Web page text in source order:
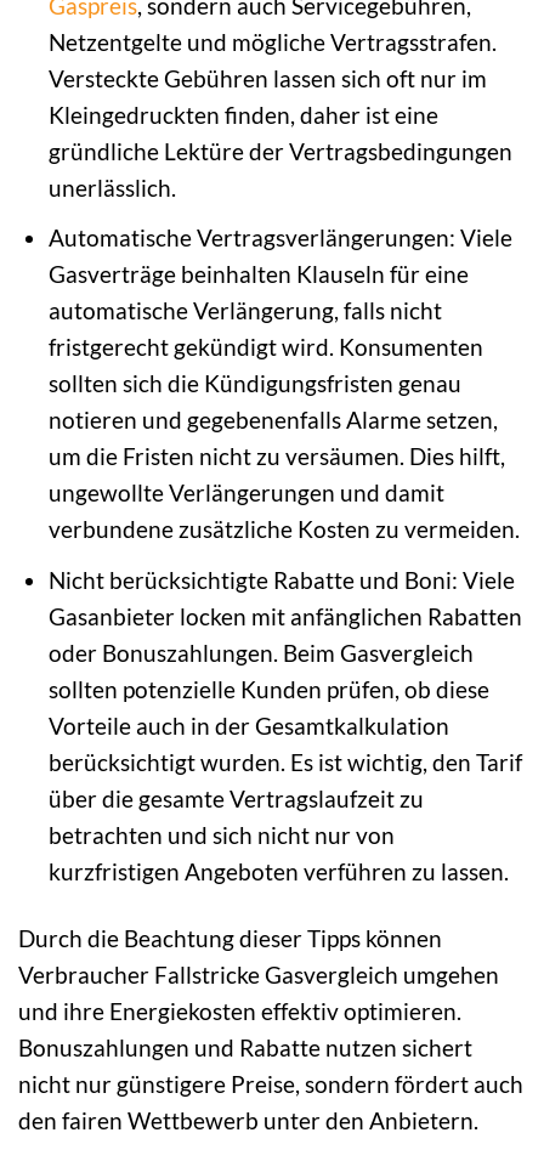
Netzentgelte und mögliche Vertragsstrafen.
Versteckte Gebühren lassen sich oft nur im
Kleingedruckten finden, daher ist eine
gründliche Lektüre der Vertragsbedingungen
unerlässlich.
Automatische Vertragsverlängerungen: Viele
Gasverträge beinhalten Klauseln für eine
automatische Verlängerung, falls nicht
fristgerecht gekündigt wird. Konsumenten
sollten sich die Kündigungsfristen genau
notieren und gegebenenfalls Alarme setzen,
um die Fristen nicht zu versäumen. Dies hilft,
ungewollte Verlängerungen und damit
verbundene zusätzliche Kosten zu vermeiden.
Nicht berücksichtigte Rabatte und Boni: Viele
Gasanbieter locken mit anfänglichen Rabatten
oder Bonuszahlungen. Beim Gasvergleich
sollten potenzielle Kunden prüfen, ob diese
Vorteile auch in der Gesamtkalkulation
berücksichtigt wurden. Es ist wichtig, den Tarif
über die gesamte Vertragslaufzeit zu
betrachten und sich nicht nur von
kurzfristigen Angeboten verführen zu lassen.
Durch die Beachtung dieser Tipps können
Verbraucher Fallstricke Gasvergleich umgehen
und ihre Energiekosten effektiv optimieren.
Bonuszahlungen und Rabatte nutzen sichert
nicht nur günstigere Preise, sondern fördert auch
den fairen Wettbewerb unter den Anbietern.